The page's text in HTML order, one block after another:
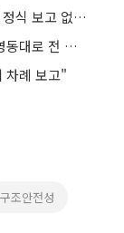
철도공단 “GTX-A 삼성역 철근 누락, 서울시 정식 보고 없었다”
국토부, GTX 삼성역 구간 특별점검 착수…영동대로 전 공구 조사
차례 보고"
조안전성